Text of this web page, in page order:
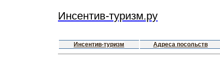
Инсентив-туризм.ру
Инсентив-туризм Адреса посольств